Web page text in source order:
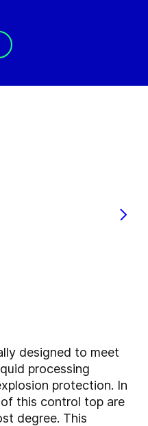
designed to meet
processing
protection. In
this control top are
degree. This